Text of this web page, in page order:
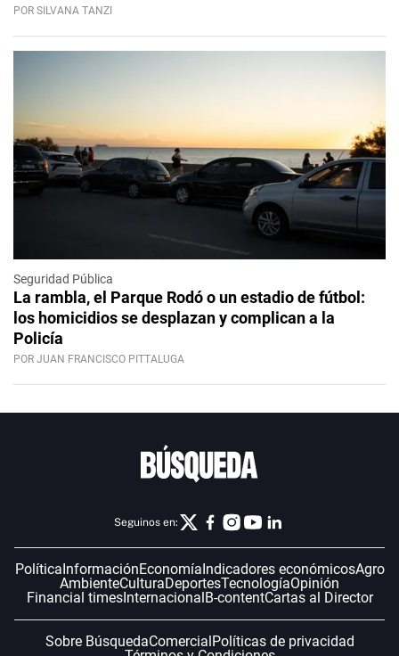
POR SILVANA TANZI
Seguridad Pública
La rambla, el Parque Rodó o un estadio de fútbol:
los homicidios se desplazan y complican a la
Policía
POR JUAN FRANCISCO PITTALUGA
Seguinos en:
PolíticaInformaciónEconomíaIndicadores económicosAgro
AmbienteCulturaDeportesTecnologíaOpinión
Financial timesInternacionalB-contentCartas al Director
Sobre BúsquedaComercialPolíticas de privacidad